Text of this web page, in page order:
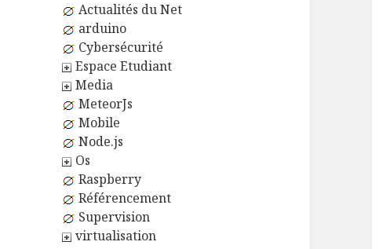
Actualités du Net
arduino
Cybersécurité
Espace Etudiant
Media
MeteorJs
Mobile
Node.js
Os
Raspberry
Référencement
Supervision
virtualisation